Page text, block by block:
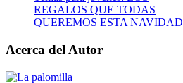
REGALOS QUE TODAS
QUEREMOS ESTA NAVIDAD
Acerca del Autor